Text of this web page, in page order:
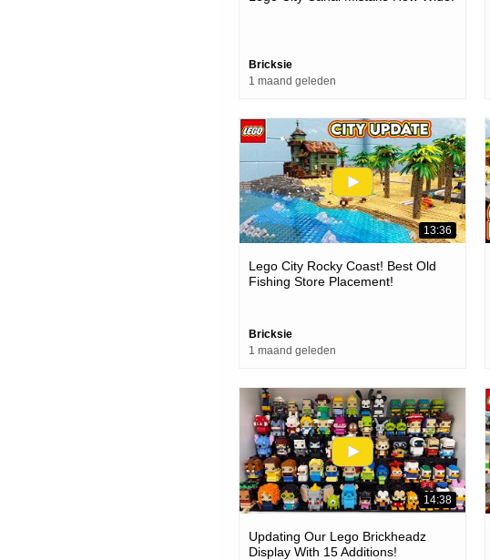
Bricksie
1 maand geleden
13:36
Lego City Rocky Coast! Best Old
Fishing Store Placement!
Bricksie
1 maand geleden
14:38
Updating Our Lego Brickheadz
Display With 15 Additions!